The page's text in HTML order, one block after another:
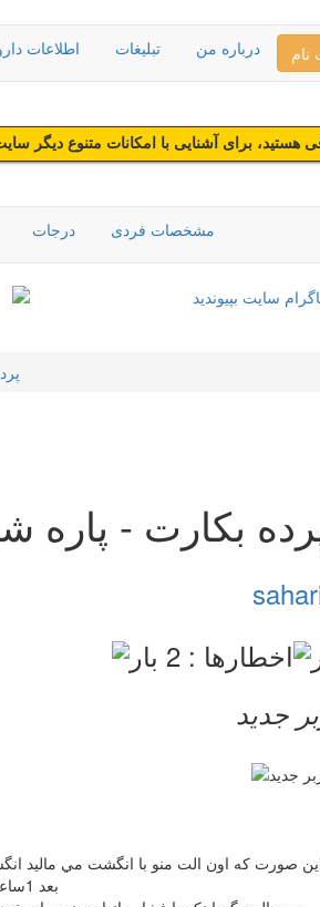
اطلاعات تبلیغات درباره من نام
برای آشنایی با امکانات متنوع دیگر
درجات مشخصات فردی
بکارت - پاره
جدید
صورت كه اون الت منو با انگشت مي ماليد
بعد 1ساعت بعد رفتم خونه 1قطره خونه كمرنگ ديدم ميشه از پردم باشه؟